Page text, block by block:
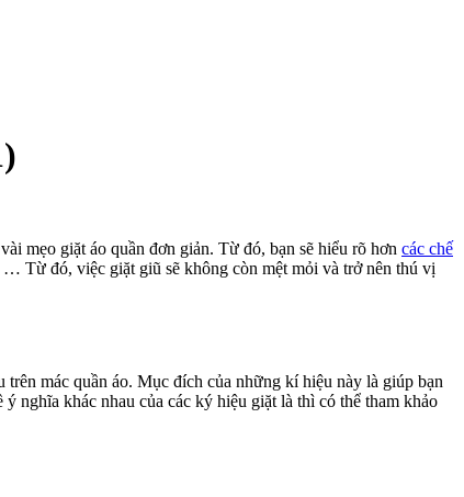
mẹo giặt áo quần đơn giản. Từ đó, bạn sẽ hiểu rõ hơn các chế
… Từ đó, việc giặt giũ sẽ không còn mệt mỏi và trở nên thú vị
mác quần áo. Mục đích của những kí hiệu này là giúp bạn
nghĩa khác nhau của các ký hiệu giặt là thì có thể tham khảo